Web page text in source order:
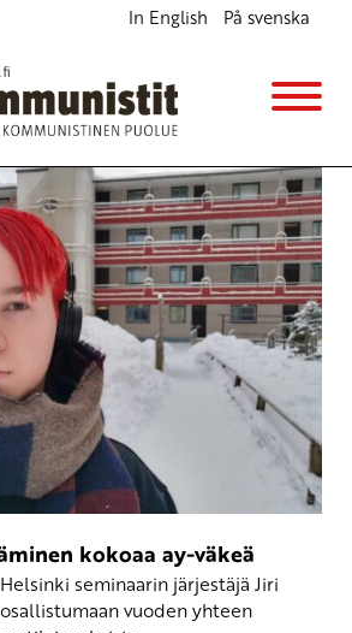
In English På svenska
- Helsinki-seminaari / Shorter
Time - Helsinki Seminar
kokoaa ay-väkeä
seminaarin järjestäjä Jiri
vuoden yhteen